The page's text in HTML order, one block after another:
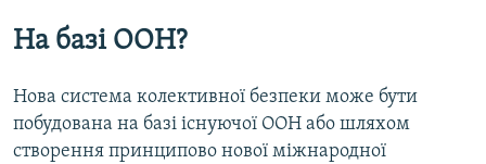
На базі ООН?
Нова система колективної безпеки може бути
побудована на базі існуючої ООН або шляхом
створення принципово нової міжнародної